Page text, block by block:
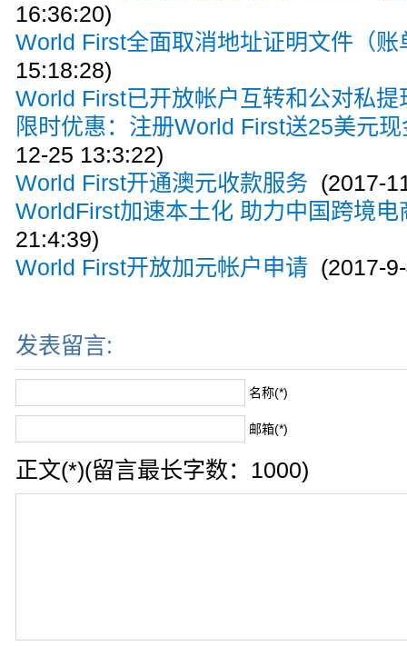
16:36:20)
World First全面取消地址证明文件（账
15:18:28)
World First已开放帐户互转和公对私提
限时优惠：注册World First送25美元
12-25 13:3:22)
World First开通澳元收款服务 (2017-
WorldFirst加速本土化 助力中国跨境电
21:4:39)
World First开放加元帐户申请 (2017-
发表留言:
名称(*)
邮箱(*)
正文(*)(留言最长字数：1000)